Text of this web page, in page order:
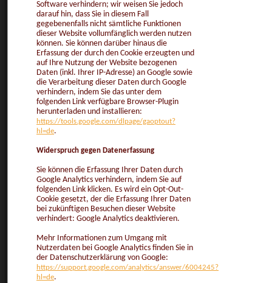
Software verhindern; wir weisen Sie jedoch
darauf hin, dass Sie in diesem Fall
gegebenenfalls nicht sämtliche Funktionen
dieser Website vollumfänglich werden nutzen
können. Sie können darüber hinaus die
Erfassung der durch den Cookie erzeugten und
auf Ihre Nutzung der Website bezogenen
Daten (inkl. Ihrer IP-Adresse) an Google sowie
die Verarbeitung dieser Daten durch Google
verhindern, indem Sie das unter dem
folgenden Link verfügbare Browser-Plugin
herunterladen und installieren:
https://tools.google.com/dlpage/gaoptout?
hl=de.
Widerspruch gegen Datenerfassung
Sie können die Erfassung Ihrer Daten durch
Google Analytics verhindern, indem Sie auf
folgenden Link klicken. Es wird ein Opt-Out-
Cookie gesetzt, der die Erfassung Ihrer Daten
bei zukünftigen Besuchen dieser Website
verhindert: Google Analytics deaktivieren.
Mehr Informationen zum Umgang mit
Nutzerdaten bei Google Analytics finden Sie in
der Datenschutzerklärung von Google:
https://support.google.com/analytics/answer/6004245?
hl=de.